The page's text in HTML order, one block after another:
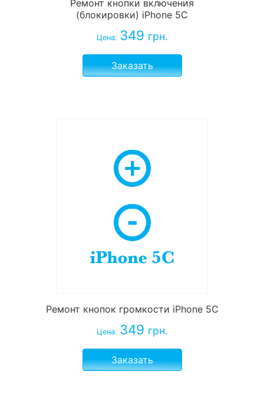
Ремонт кнопки включения
(блокировки) iPhone 5C
Цена: 349 грн.
Заказать
Ремонт кнопок громкости iPhone 5C
Цена: 349 грн.
Заказать